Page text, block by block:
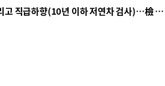
■ 검사 신분 버리고 직급하향(10년 이하 저연차 검사)…檢 중수청행 기피